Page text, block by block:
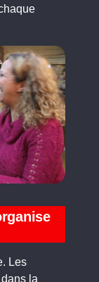
Les
la